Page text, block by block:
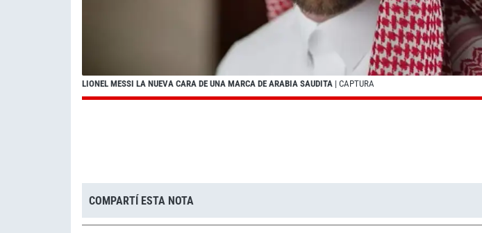
LIONEL MESSI LA NUEVA CARA DE UNA MARCA DE ARABIA SAUDITA | CAPTURA
COMPARTÍ ESTA NOTA